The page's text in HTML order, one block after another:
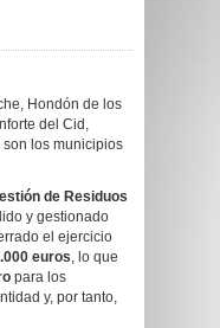
Hondón de los
del Cid,
son los municipios
de Residuos
y gestionado
el ejercicio
euros, lo que
para los
y, por tanto,